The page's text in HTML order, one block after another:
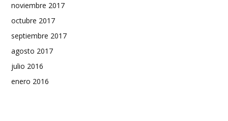
noviembre 2017
octubre 2017
septiembre 2017
agosto 2017
julio 2016
enero 2016